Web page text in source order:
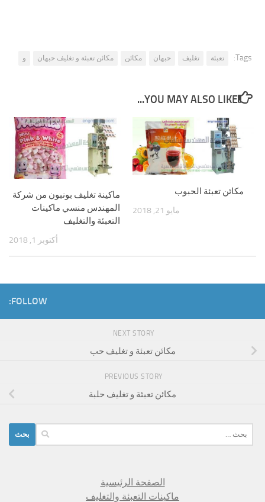
Tags: تعبئة تغليف حبهان مكائن مكائن تعبئة و تغليف حبهان و
YOU MAY ALSO LIKE...
ماكينة تغليف بونبون من شركة
المهندس منسي ماكينات
التعبئة والتغليف
أكتوبر 1, 2018
مكائن تعبئة الحبوب
مايو 21, 2018
FOLLOW:
NEXT STORY
مكائن تعبئة و تغليف حب
PREVIOUS STORY
مكائن تعبئة و تغليف حلبة
عن:
الصفحة الرئيسية
ماكينات التعبئة والتغليف